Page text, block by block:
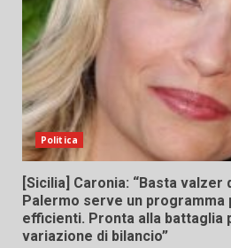
Politica
[Sicilia] Caronia: “Basta valzer
Palermo serve un
efficienti. Pronta alla battaglia
variazione di bilancio”